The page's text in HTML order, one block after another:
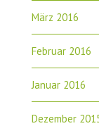
März 2016
Februar 2016
Januar 2016
Dezember